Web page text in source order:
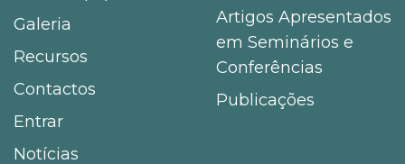
Galeria
Recursos
Contactos
Entrar
Notícias
Artigos Apresentados
em Seminários e
Conferências
Publicações